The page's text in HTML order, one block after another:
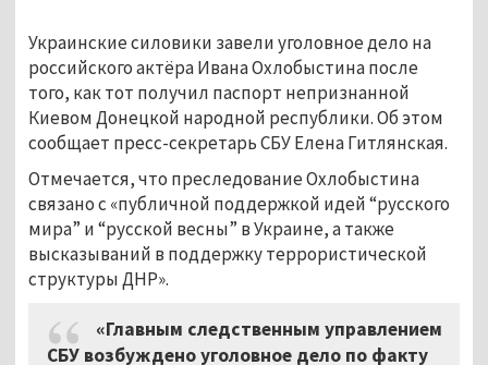
Украинские силовики завели уголовное дело на
российского актёра Ивана Охлобыстина после
того, как тот получил паспорт непризнанной
Киевом Донецкой народной республики. Об этом
сообщает пресс-секретарь СБУ Елена Гитлянская.
Отмечается, что преследование Охлобыстина
связано с «публичной поддержкой идей “русского
мира” и “русской весны” в Украине, а также
высказываний в поддержку террористической
структуры ДНР».
«Главным следственным управлением
СБУ возбуждено уголовное дело по факту